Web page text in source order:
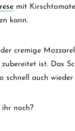
mit
kann.
cremige
ist. Das
schnell auch
noch?